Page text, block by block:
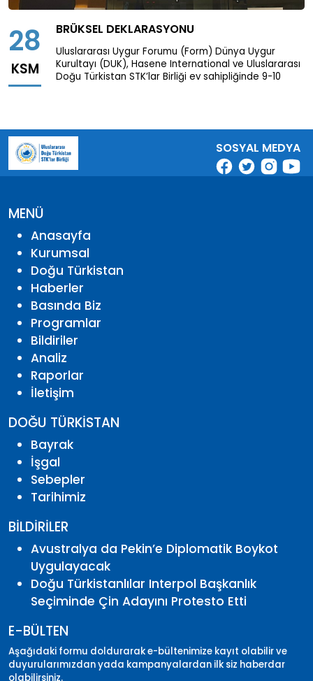
28
KSM
BRÜKSEL DEKLARASYONU
Uluslararası Uygur Forumu (Form) Dünya Uygur
Kurultayı (DUK), Hasene International ve Uluslararası
Doğu Türkistan STK’lar Birliği ev sahipliğinde 9-10
SOSYAL MEDYA
MENÜ
Anasayfa
Kurumsal
Doğu Türkistan
Haberler
Basında Biz
Programlar
Bildiriler
Analiz
Raporlar
İletişim
DOĞU TÜRKİSTAN
Bayrak
İşgal
Sebepler
Tarihimiz
BİLDİRİLER
Avustralya da Pekin’e Diplomatik Boykot
Uygulayacak
Doğu Türkistanlılar Interpol Başkanlık
Seçiminde Çin Adayını Protesto Etti
E-BÜLTEN
Aşağıdaki formu doldurarak e-bültenimize kayıt olabilir ve
duyurularımızdan yada kampanyalardan ilk siz haberdar
olabilirsiniz.